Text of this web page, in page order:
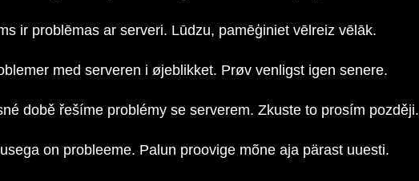
ir problēmas ar serveri. Lūdzu, pamēģiniet vēlreiz vēlāk.
med serveren i øjeblikket. Prøv venligst igen senere.
době řešíme problémy se serverem. Zkuste to prosím později.
on probleeme. Palun proovige mõne aja pärast uuesti.